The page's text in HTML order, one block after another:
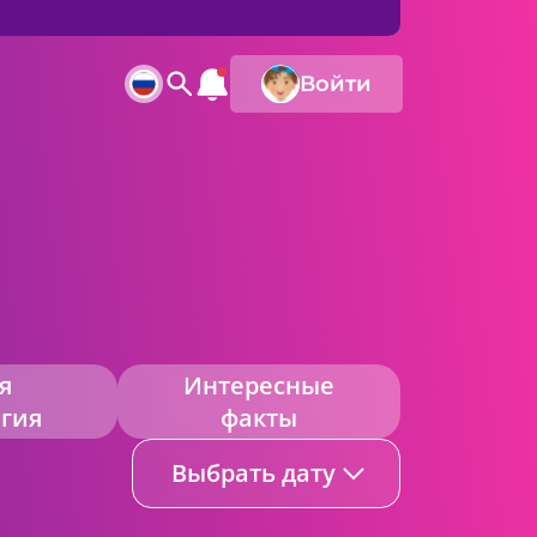
Войти
Интересные
факты
Выбрать дату